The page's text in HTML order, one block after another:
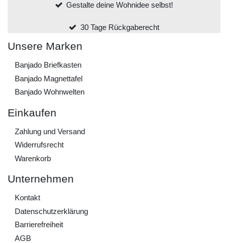
Gestalte deine Wohnidee selbst!
30 Tage Rückgaberecht
Unsere Marken
Banjado Briefkasten
Banjado Magnettafel
Banjado Wohnwelten
Einkaufen
Zahlung und Versand
Widerrufs­recht
Warenkorb
Unternehmen
Kontakt
Daten­schutz­erklärung
Barrierefreiheit
AGB